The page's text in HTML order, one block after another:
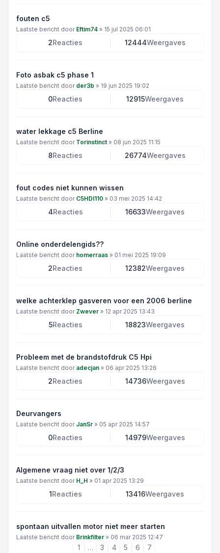
fouten c5
Laatste bericht door Eftim74 » 15 jul 2025 06:01
2Reacties 12444Weergaves
Foto asbak c5 phase 1
Laatste bericht door der3b » 19 jun 2025 19:02
0Reacties 12915Weergaves
water lekkage c5 Berline
Laatste bericht door Torinstinct » 08 jun 2025 11:15
8Reacties 26774Weergaves
fout codes niet kunnen wissen
Laatste bericht door C5HDI110 » 03 mei 2025 14:42
4Reacties 16633Weergaves
Online onderdelengids??
Laatste bericht door homerraas » 01 mei 2025 19:09
2Reacties 12382Weergaves
welke achterklep gasveren voor een 2006 berline
Laatste bericht door Zwever » 12 apr 2025 13:43
5Reacties 18823Weergaves
Probleem met de brandstofdruk C5 Hpi
Laatste bericht door adecjan » 06 apr 2025 13:26
2Reacties 14736Weergaves
Deurvangers
Laatste bericht door JanSr » 05 apr 2025 14:57
0Reacties 14979Weergaves
Algemene vraag niet over 1/2/3
Laatste bericht door H_H » 01 apr 2025 13:29
1Reacties 13416Weergaves
spontaan uitvallen motor niet meer starten
Laatste bericht door Brinkfilter » 06 mar 2025 12:47
1 … 3 4 5 6
7